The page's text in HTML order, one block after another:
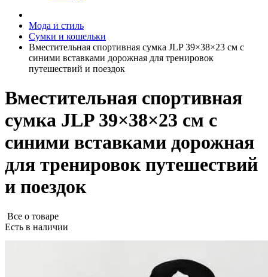
Мода и стиль
Сумки и кошельки
Вместительная спортивная сумка JLP 39×38×23 см с
синими вставками дорожная для тренировок
путешествий и поездок
Вместительная спортивная
сумка JLP 39×38×23 см с
синими вставками дорожная
для тренировок путешествий
и поездок
Все о товаре
Есть в наличии